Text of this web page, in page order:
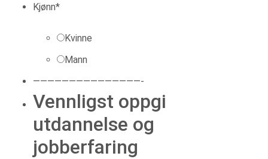
Kjønn*
Kvinne
Mann
———————————————-
Vennligst oppgi
utdannelse og
jobberfaring